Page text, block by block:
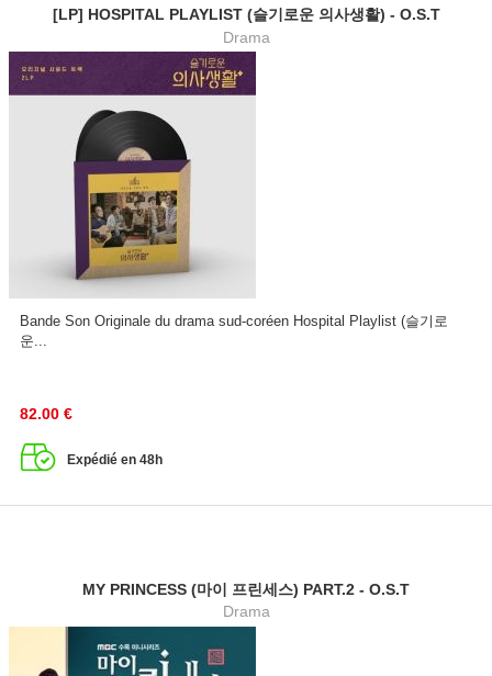
[LP] HOSPITAL PLAYLIST (슬기로운 의사생활) - O.S.T
Drama
Bande Son Originale du drama sud-coréen Hospital Playlist (슬기로
운...
82.00 €
Expédié en 48h
MY PRINCESS (마이 프린세스) PART.2 - O.S.T
Drama